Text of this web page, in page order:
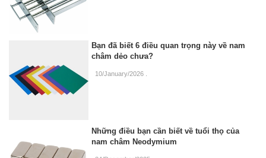
Bạn đã biết 6 điều quan trọng này về nam
châm dẻo chưa?
10/January/2026
Những điều bạn cần biết về tuổi thọ của
nam châm Neodymium